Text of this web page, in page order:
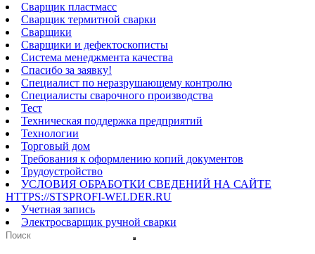
Сварщик пластмасс
Сварщик термитной сварки
Сварщики
Сварщики и дефектоскописты
Система менеджмента качества
Спасибо за заявку!
Специалист по неразрушающему контролю
Специалисты сварочного производства
Тест
Техническая поддержка предприятий
Технологии
Торговый дом
Требования к оформлению копий документов
Трудоустройство
УСЛОВИЯ ОБРАБОТКИ СВЕДЕНИЙ НА САЙТЕ
HTTPS://STSPROFI-WELDER.RU
Учетная запись
Электросварщик ручной сварки